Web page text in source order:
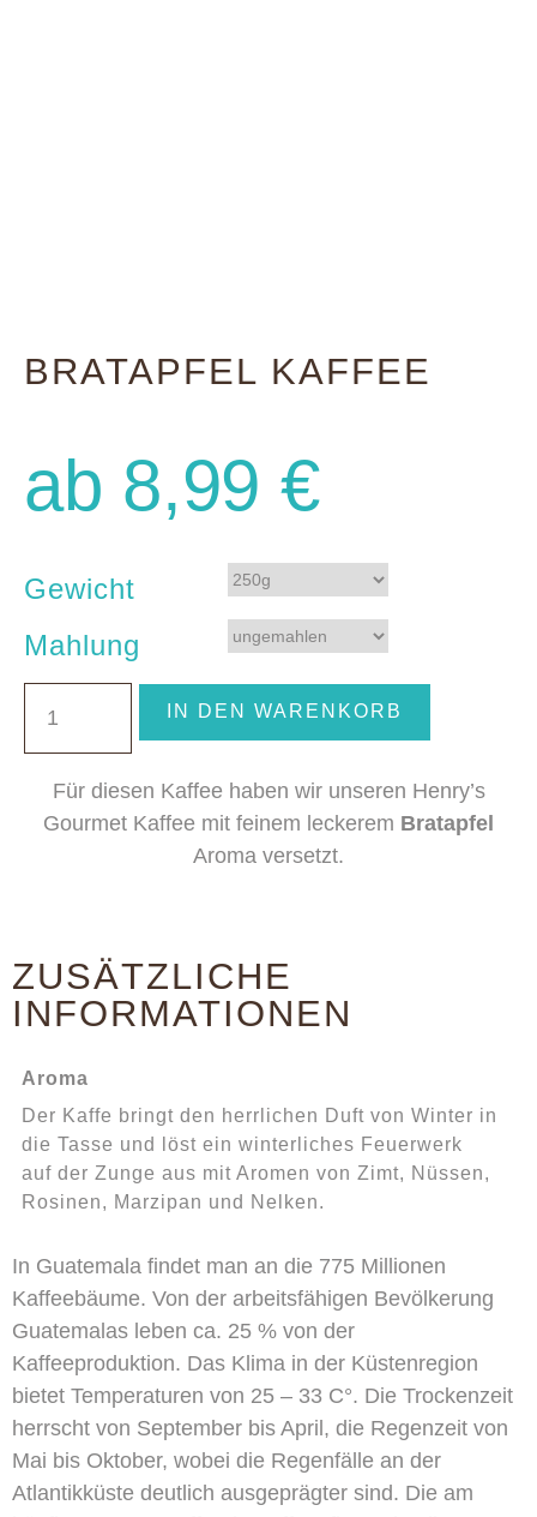
BRATAPFEL KAFFEE
ab 8,99 €
Gewicht
Mahlung
IN DEN WARENKORB
Für diesen Kaffee haben wir unseren Henry’s
Gourmet Kaffee mit feinem leckerem Bratapfel
Aroma versetzt.
ZUSÄTZLICHE
INFORMATIONEN
Aroma
Der Kaffe bringt den herrlichen Duft von Winter in
die Tasse und löst ein winterliches Feuerwerk
auf der Zunge aus mit Aromen von Zimt, Nüssen,
Rosinen, Marzipan und Nelken.
In Guatemala findet man an die 775 Millionen
Kaffeebäume. Von der arbeitsfähigen Bevölkerung
Guatemalas leben ca. 25 % von der
Kaffeeproduktion. Das Klima in der Küstenregion
bietet Temperaturen von 25 – 33 C°. Die Trockenzeit
herrscht von September bis April, die Regenzeit von
Mai bis Oktober, wobei die Regenfälle an der
Atlantikküste deutlich ausgeprägter sind. Die am